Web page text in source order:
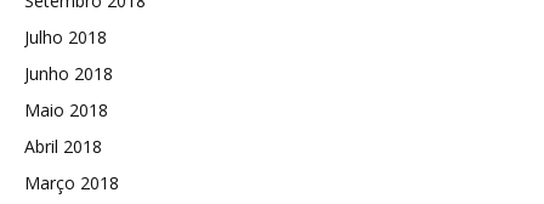
Julho 2018
Junho 2018
Maio 2018
Abril 2018
Março 2018